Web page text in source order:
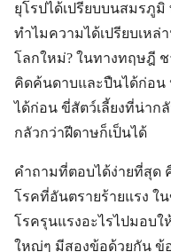
ยุโรปได้เปรียบบนสมรภู
ทำไมความได้เปรียบเหล่
โลกใหม่? ในทางทฤษฎี
คิดค้นดาบและปืนได้ก่อน
ได้ก่อน ขี่สัตว์เลี้ยงที่น่าก
กลัวกว่าฝีดาษก็เป็นได้
คำถามที่ตอบได้ง่ายที่สุด
โรคที่อันตรายร้ายแรง ใ
โรครุนแรงอะไรไปมอบใ
ใหญ่ๆ มีสองข้อด้วยกัน ข้